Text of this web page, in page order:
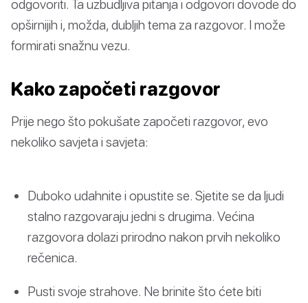
odgovoriti. Ta uzbudljiva pitanja i odgovori dovode do
opširnijih i, možda, dubljih tema za razgovor. I može
formirati snažnu vezu.
Kako započeti razgovor
Prije nego što pokušate započeti razgovor, evo
nekoliko savjeta i savjeta:
Duboko udahnite i opustite se. Sjetite se da ljudi
stalno razgovaraju jedni s drugima. Većina
razgovora dolazi prirodno nakon prvih nekoliko
rečenica.
Pusti svoje strahove. Ne brinite što ćete biti